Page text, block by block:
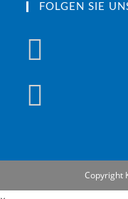
FOLGEN SIE
Copyright